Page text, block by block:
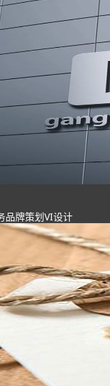
品牌策划VI设计